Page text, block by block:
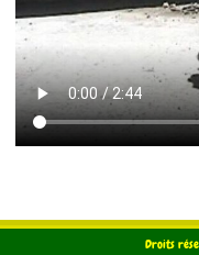
Droits